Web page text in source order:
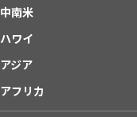
中南米
ハワイ
アジア
アフリカ